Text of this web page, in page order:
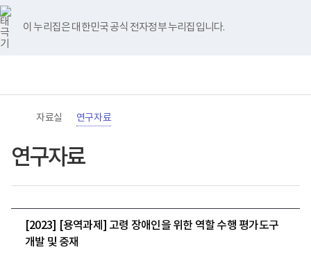
바
로
가
기
메
이 누리집은 대한민국 공식 전자정부 누리집입니다.
너
비
767px
이
하
영
검
메
홈
자료실 연구자료
연구자료
[2023] [용역과제] 고령 장애인을 위한 역할 수행 평가도구
개발 및 중재
유
튜
브
블
로
그
인
스
타
그
램
페
이
스
북